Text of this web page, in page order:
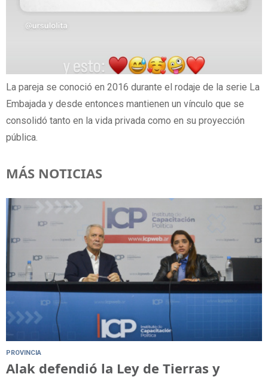
La pareja se conoció en 2016 durante el rodaje de la serie La
Embajada y desde entonces mantienen un vínculo que se
consolidó tanto en la vida privada como en su proyección
pública.
MÁS NOTICIAS
PROVINCIA
Alak defendió la Ley de Tierras y